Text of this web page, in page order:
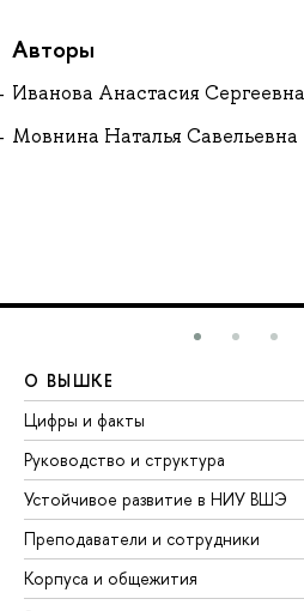
Авторы
Иванова Анастасия Сергеевна
Мовнина Наталья Савельевна
О ВЫШКЕ
Цифры и факты
Руководство и структура
Устойчивое развитие в НИУ ВШЭ
Преподаватели и сотрудники
Корпуса и общежития